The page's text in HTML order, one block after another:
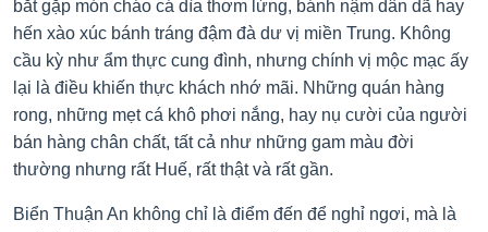
bắt gặp món cháo cá dìa thơm lừng, bánh nậm dân dã hay
hến xào xúc bánh tráng đậm đà dư vị miền Trung. Không
cầu kỳ như ẩm thực cung đình, nhưng chính vị mộc mạc ấy
lại là điều khiến thực khách nhớ mãi. Những quán hàng
rong, những mẹt cá khô phơi nắng, hay nụ cười của người
bán hàng chân chất, tất cả như những gam màu đời
thường nhưng rất Huế, rất thật và rất gần.
Biển Thuận An không chỉ là điểm đến để nghỉ ngơi, mà là